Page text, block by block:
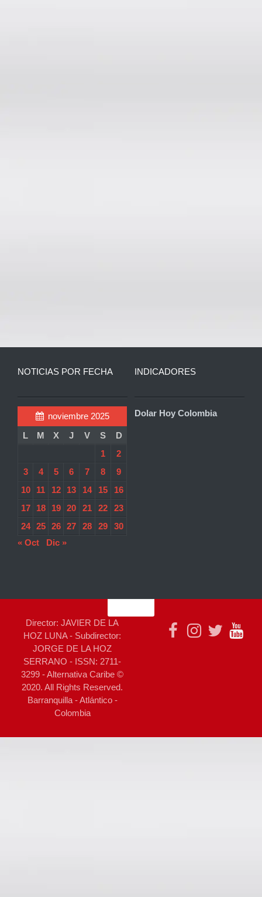
NOTICIAS POR FECHA
noviembre 2025
L
M X J V S
D
1
2
3
4 5 6 7 8
9
10
11 12 13 14 15
16
17
18 19 20 21 22
23
24
25 26 27 28 29
30
« Oct
Dic »
INDICADORES
Dolar Hoy Colombia
Director: JAVIER DE LA
HOZ LUNA - Subdirector:
JORGE DE LA HOZ
SERRANO - ISSN: 2711-
3299 - Alternativa Caribe ©
2020. All Rights Reserved.
Barranquilla - Atlántico -
Colombia